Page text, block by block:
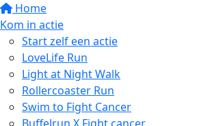
Home
Kom in actie
Start zelf een actie
LoveLife Run
Light at Night Walk
Rollercoaster Run
Swim to Fight Cancer